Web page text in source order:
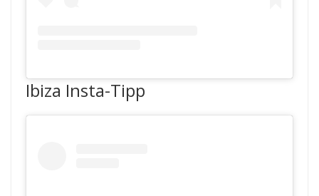
Ibiza Insta-Tipp